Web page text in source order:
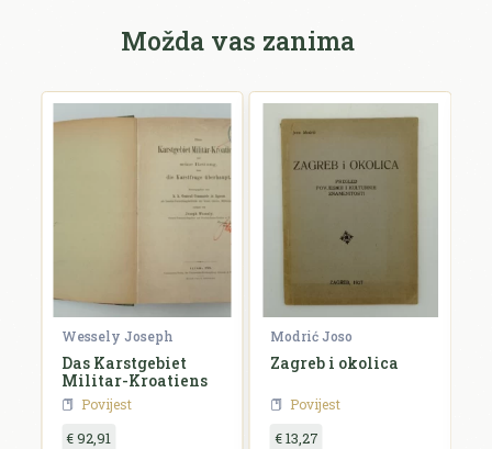
Možda vas zanima
Wessely Joseph
Das Karstgebiet
Militar-Kroatiens
Povijest
€ 92,91
Modrić Joso
Zagreb i okolica
Povijest
€ 13,27